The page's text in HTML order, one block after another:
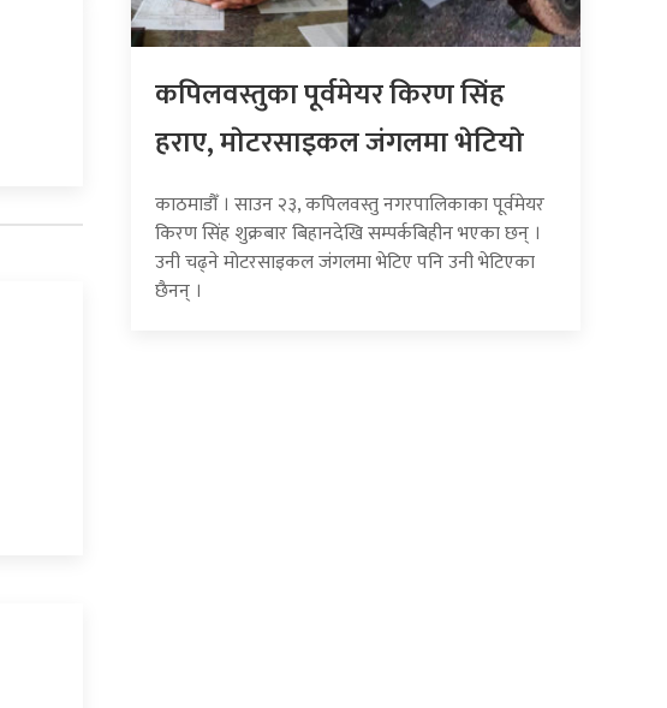
कपिलवस्तुका पूर्वमेयर किरण सिंह
हराए, माेटरसाइकल जंगलमा भेटियाे
काठमाडौँ । साउन २३, कपिलवस्तु नगरपालिकाका पूर्वमेयर
किरण सिंह शुक्रबार बिहानदेखि सम्पर्कबिहीन भएका छन् ।
उनी चढ्ने मोटरसाइकल जंगलमा भेटिए पनि उनी भेटिएका
छैनन् ।